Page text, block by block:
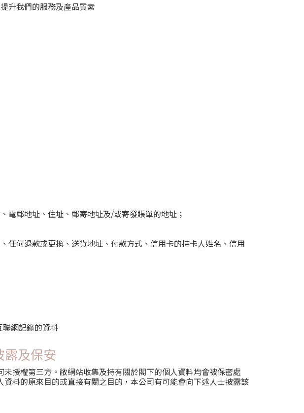
升我們的服務及產品質素
電郵地址、住址、郵寄地址及/或寄發賬單的地址；
任何退款或更換、送貨地址、付款方式、信用卡的持卡人姓名、信用
網記錄的資料
露及保安
授權第三方。敝網站收集及持有關於閣下的個人資料均會被保密處
料的原來目的或直接有關之目的，本公司有可能會向下述人士披露該